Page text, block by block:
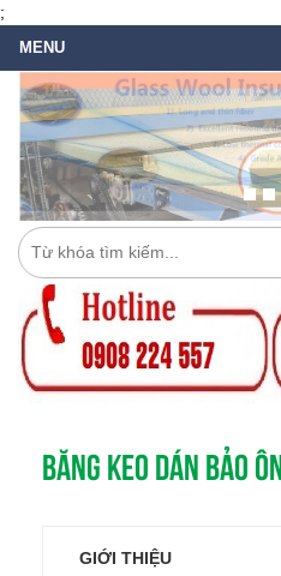
;
BĂNG KEO DÁN BẢO ÔN
GIỚI THIỆU